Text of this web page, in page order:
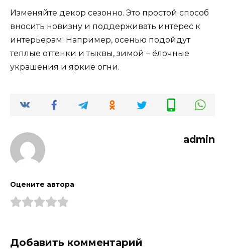
Изменяйте декор сезонно. Это простой способ
вносить новизну и поддерживать интерес к
интерьерам. Например, осенью подойдут
теплые оттенки и тыквы, зимой – ёлочные
украшения и яркие огни.
admin
Оцените автора
Добавить комментарий